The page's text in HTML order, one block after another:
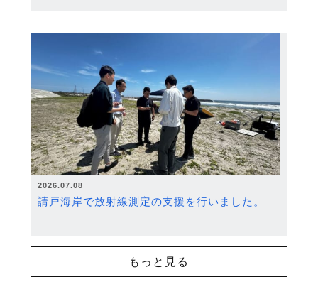
2026.07.08
請戸海岸で放射線測定の支援を行いました。
もっと見る